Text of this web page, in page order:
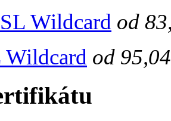
Wildcard od
od